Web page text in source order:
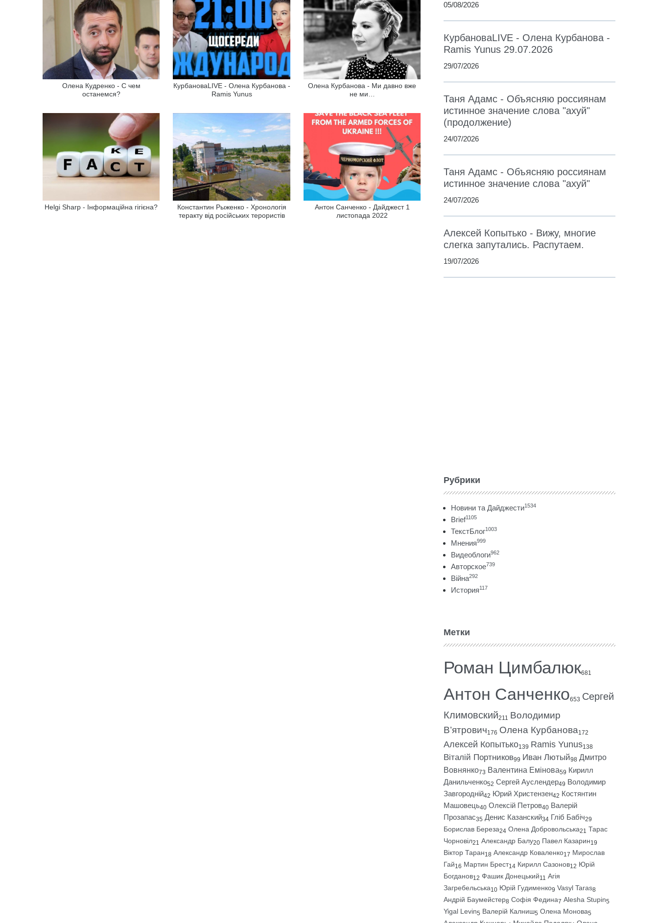
Олена Кудренко - С чем
останемся?
КурбановаLIVE - Олена Курбанова -
Ramis Yunus
Олена Курбанова - Ми давно вже
не ми…
Helgi Sharp - Інформаційна гігієна?
Константин Рыженко - Хронологія
теракту від російських терористів
Антон Санченко - Дайджест 1
листопада 2022
05/08/2026
КурбановаLIVE - Олена Курбанова -
Ramis Yunus 29.07.2026
29/07/2026
Таня Адамс - Объясняю россиянам
истинное значение слова "ахуй"
(продолжение)
24/07/2026
Таня Адамс - Объясняю россиянам
истинное значение слова "ахуй"
24/07/2026
Алексей Копытько - Вижу, многие
слегка запутались. Распутаем.
19/07/2026
Рубрики
Новини та Дайджести1534
Brief1105
ТекстБлог1003
Мнения999
Видеоблоги962
Авторское739
Війна292
История117
Метки
Роман Цимбалюк681
Антон Санченко653 Сергей
Климовский211 Володимир
В’ятрович176 Олена Курбанова172
Алексей Копытько139 Ramis Yunus138
Віталій Портников99 Иван Лютый98 Дмитро
Вовнянко73 Валентина Емінова59 Кирилл
Данильченко52 Сергей Ауслендер49 Володимир
Завгородній42 Юрий Христензен42 Костянтин
Машовець40 Олексій Петров40 Валерій
Прозапас35 Денис Казанский34 Гліб Бабіч29
Борислав Береза24 Олена Добровольська21 Тарас
Чорновіл21 Александр Балу20 Павел Казарин19
Віктор Таран18 Александр Коваленко17 Мирослав
Гай16 Мартин Брест14 Кирилл Сазонов12 Юрій
Богданов12 Фашик Донецький11 Агія
Загребельська10 Юрій Гудименко9 Vasyl Taras8
Андрій Баумейстер8 Софія Федина7 Alesha Stupin5
Yigal Levin5 Валерій Калниш5 Олена Монова5